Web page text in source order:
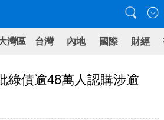
灣區 台灣 內地 國際 財經
綠債逾48萬人認購涉逾